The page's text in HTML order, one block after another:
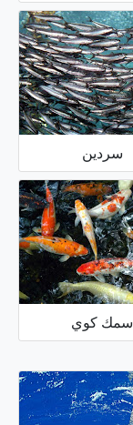
سردين
سمك كوي